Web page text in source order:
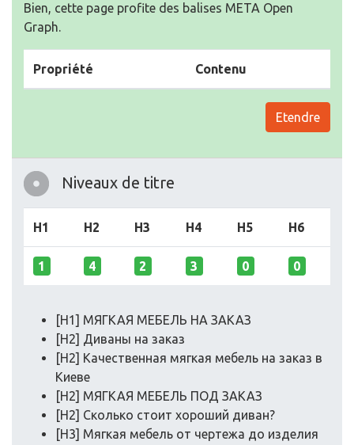
Bien, cette page profite des balises META Open
Graph.
Propriété Contenu
Etendre
Niveaux de titre
H1 H2 H3 H4 H5 H6
1 4 2 3 0 0
[H1] МЯГКАЯ МЕБЕЛЬ НА ЗАКАЗ
[H2] Диваны на заказ
[H2] Качественная мягкая мебель на заказ в
Киеве
[H2] МЯГКАЯ МЕБЕЛЬ ПОД ЗАКАЗ
[H2] Сколько стоит хороший диван?
[H3] Мягкая мебель от чертежа до изделия